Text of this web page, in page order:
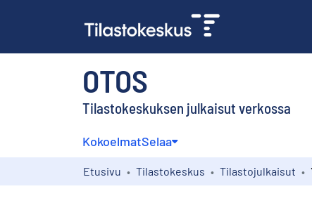
OTOS
Tilastokeskuksen julkaisut verkossa
KokoelmatSelaa
Etusivu Tilastokeskus Tilastojulkaisut